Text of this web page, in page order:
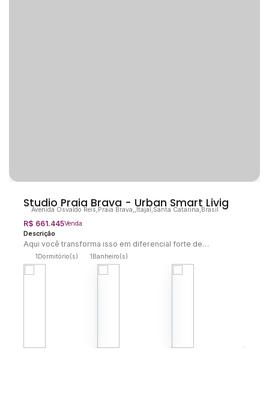
Studio Praia Brava - Urban Smart Livig
Avenida Osvaldo Reis,Praia Brava ,Itajaí,Santa Catarina,Brasil
Aqui você transforma isso em diferencial forte de
experiência e valorização, sem virar lista fria — o segredo é
vender o conceito de vida no entorno: PRÉ-LANÇAMENTO NA
PRAIA BRAVA – Studio em localização estratégica Planta
1Dormitório(s) 1Banheiro(s)
R$ 661.445